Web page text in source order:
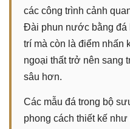
các công trình cảnh
Đài phun nước bằng đá
trí mà còn là điểm nhấn
ngoại thất trở nên sang
sâu hơn.
Các mẫu đá trong bộ
phong cách thiết kế